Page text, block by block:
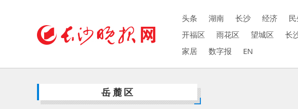
头条 湖南 长沙 经济
开福区
雨花区 望城区 长
家居
数字报 EN
岳麓区